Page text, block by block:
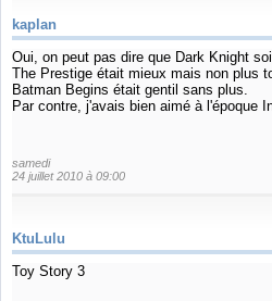
kaplan
Oui, on peut pas dire que Dark Knight
The Prestige était mieux mais non plus
Batman Begins était gentil sans plus.
Par contre, j'avais bien aimé à l'époque
samedi
24 juillet 2010 à 09:00
KtuLulu
Toy Story 3